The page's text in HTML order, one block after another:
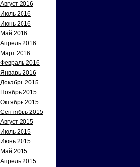
Август 2016
Июль 2016
Июнь 2016
Май 2016
Апрель 2016
Март 2016
Февраль 2016
Январь 2016
Декабрь 2015
Ноябрь 2015
Октябрь 2015
Сентябрь 2015
Август 2015
Июль 2015
Июнь 2015
Май 2015
Апрель 2015